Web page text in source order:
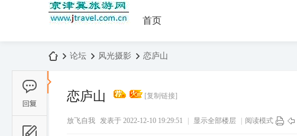
首页
论坛 风光摄影 恋庐山
恋庐山 [复制链接]
放飞自我 发表于 2022-12-10 19:29:51 显示全部楼层 阅读模式